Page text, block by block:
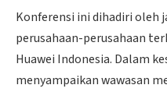
Konferensi ini dihadiri oleh
perusahaan-perusahaan
Huawei Indonesia. Dalam
menyampaikan wawasan